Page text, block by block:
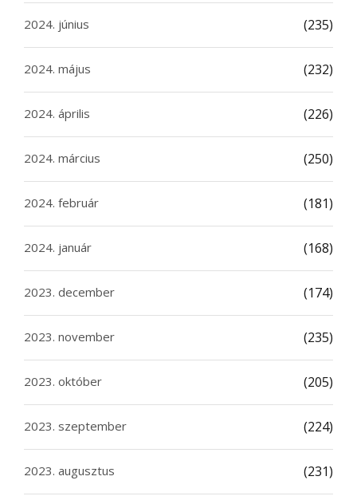
2024. június (235)
2024. május (232)
2024. április (226)
2024. március (250)
2024. február (181)
2024. január (168)
2023. december (174)
2023. november (235)
2023. október (205)
2023. szeptember (224)
2023. augusztus (231)